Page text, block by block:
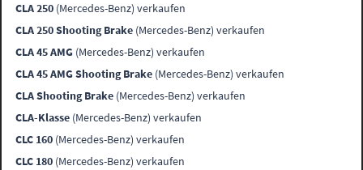
CLA 250 (Mercedes-Benz) verkaufen
CLA 250 Shooting Brake (Mercedes-Benz) verkaufen
CLA 45 AMG (Mercedes-Benz) verkaufen
CLA 45 AMG Shooting Brake (Mercedes-Benz) verkaufen
CLA Shooting Brake (Mercedes-Benz) verkaufen
CLA-Klasse (Mercedes-Benz) verkaufen
CLC 160 (Mercedes-Benz) verkaufen
CLC 180 (Mercedes-Benz) verkaufen